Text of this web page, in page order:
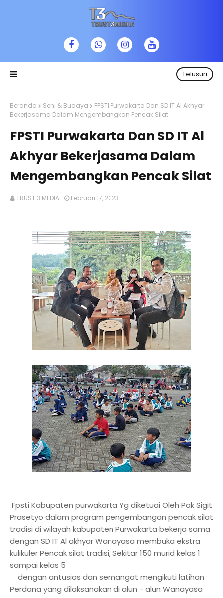
Telusuri
Beranda Seni & Budaya
FPSTI Purwakarta Dan SD IT Al Akhyar
Bekerjasama Dalam Mengembangkan Pencak Silat
FPSTI Purwakarta Dan SD IT Al
Akhyar Bekerjasama Dalam
Mengembangkan Pencak Silat
TRUST 3 MEDIA Februari 17, 2023
Fpsti Kabupaten purwakarta Yg diketuai Oleh Pak Sigit
Prasetyo dalam program pengembangan pencak silat
tradisi di wilayah kabupaten Purwakarta bekerja sama
dengan SD IT Al akhyar Wanayasa membuka ekstra
kulikuler Pencak silat tradisi, Sekitar 150 murid kelas 1
sampai kelas 5
dengan antusias dan semangat mengikuti latihan
Perdana yang dilaksanakan di alun - alun Wanayasa